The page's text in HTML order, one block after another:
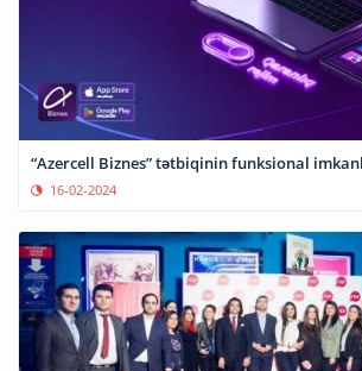
“Azercell Biznes” tətbiqinin funksional
16-02-2024